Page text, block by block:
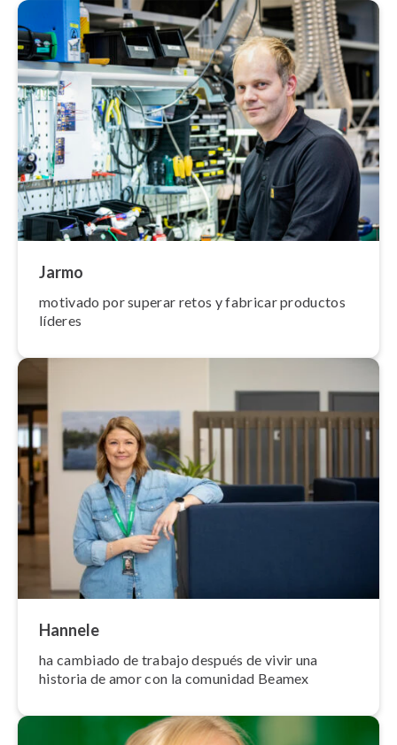
Jarmo
motivado por superar retos y fabricar productos
líderes
Hannele
ha cambiado de trabajo después de vivir una
historia de amor con la comunidad Beamex